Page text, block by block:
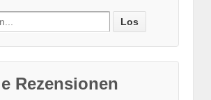
Rezensionen